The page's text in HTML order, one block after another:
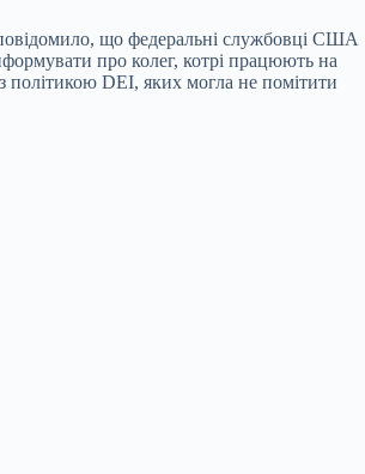
що федеральні службовці США
про колег, котрі працюють на
політикою DEI, яких могла не помітити